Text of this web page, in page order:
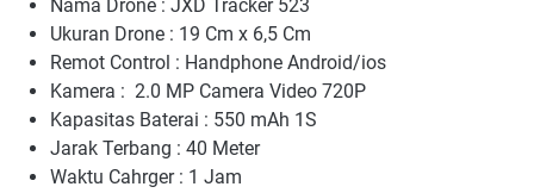
Nama Drone : JXD Tracker 523
Ukuran Drone : 19 Cm x 6,5 Cm
Remot Control : Handphone Android/ios
Kamera : 2.0 MP Camera Video 720P
Kapasitas Baterai : 550 mAh 1S
Jarak Terbang : 40 Meter
Waktu Cahrger : 1 Jam